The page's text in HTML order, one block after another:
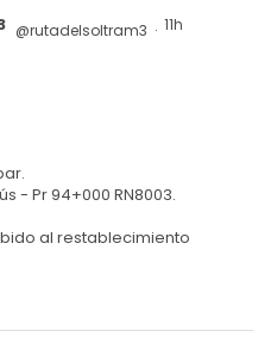
@rutadelsoltram3 · 11h
- Pr 94+000 RN8003.
al restablecimiento